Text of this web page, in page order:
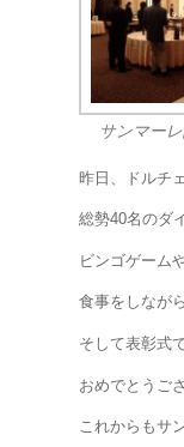
サンマー
昨日、ドルチ
総勢40名のダ
ビンゴゲーム
食事をしなが
そして表彰式
おめでとうご
これからもサ